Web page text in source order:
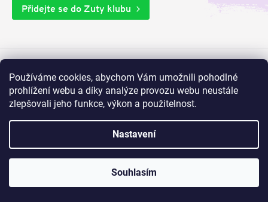
Používáme cookies, abychom Vám umožnili pohodlné
prohlížení webu a díky analýze provozu webu neustále
zlepšovali jeho funkce, výkon a použitelnost.
Nastavení
Souhlasím
Přidejte se do Zuty klubu
Odebírejte akce, novinky a nakupujte výhodně
Vložte svůj e-mail a my vám budeme zasílat informace o nových
E-mail
Přihlásit se